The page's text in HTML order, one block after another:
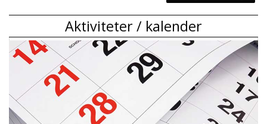
Aktiviteter / kalender